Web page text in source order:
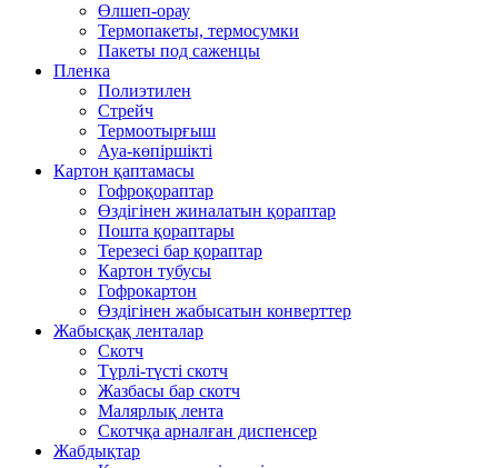
Өлшеп-орау
Термопакеты, термосумки
Пакеты под саженцы
Пленка
Полиэтилен
Стрейч
Термоотырғыш
Ауа-көпіршікті
Картон қаптамасы
Гофроқораптар
Өздігінен жиналатын қораптар
Пошта қораптары
Терезесі бар қораптар
Картон тубусы
Гофрокартон
Өздігінен жабысатын конверттер
Жабысқақ ленталар
Скотч
Түрлі-түсті скотч
Жазбасы бар скотч
Малярлық лента
Скотчқа арналған диспенсер
Жабдықтар